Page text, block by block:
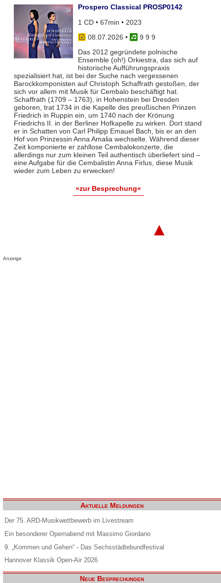
Prospero Classical PROSP0142
1 CD • 67min • 2023
08.07.2026 •
9 9 9
Das 2012 gegründete polnische
Ensemble (oh!) Orkiestra, das sich auf
historische Aufführungspraxis
spezialisiert hat, ist bei der Suche nach vergessenen
Barockkomponisten auf Christoph Schaffrath gestoßen, der
sich vor allem mit Musik für Cembalo beschäftigt hat.
Schaffrath (1709 – 1763), in Hohenstein bei Dresden
geboren, trat 1734 in die Kapelle des preußischen Prinzen
Friedrich in Ruppin ein, um 1740 nach der Krönung
Friedrichs II. in der Berliner Hofkapelle zu wirken. Dort stand
er in Schatten von Carl Philipp Emauel Bach, bis er an den
Hof von Prinzessin Anna Amalia wechselte. Während dieser
Zeit komponierte er zahllose Cembalokonzerte, die
allerdings nur zum kleinen Teil authentisch überliefert sind –
eine Aufgabe für die Cembalistin Anna Firlus, diese Musik
wieder zum Leben zu erwecken!
»zur Besprechung«
▲
Anzeige
Aktuelle Meldungen
Der 75. ARD-Musikwettbewerb im Livestream
Ein besonderer Opernabend mit Massimo Giordano
9. „Kommen und Gehen“ - Das Sechsstädtebundfestival
Hannover Klassik Open-Air 2026
Neue Besprechungen